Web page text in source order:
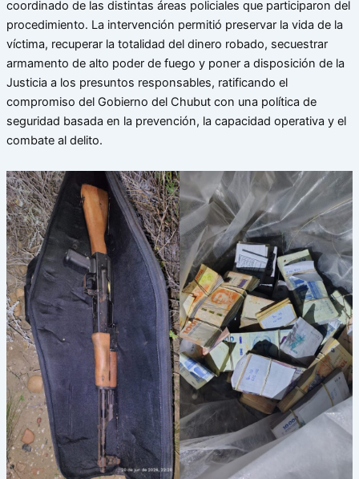
coordinado de las distintas áreas policiales que participaron del
procedimiento. La intervención permitió preservar la vida de la
víctima, recuperar la totalidad del dinero robado, secuestrar
armamento de alto poder de fuego y poner a disposición de la
Justicia a los presuntos responsables, ratificando el
compromiso del Gobierno del Chubut con una política de
seguridad basada en la prevención, la capacidad operativa y el
combate al delito.